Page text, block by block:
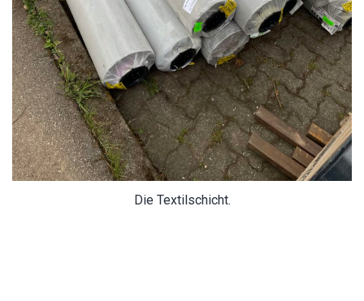
Die Textilschicht.